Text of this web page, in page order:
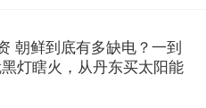
朝鲜到底有多缺电？一到
灯瞎火，从丹东买太阳能